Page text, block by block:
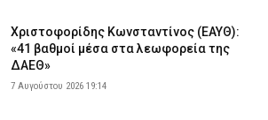
Χριστοφορίδης Κωνσταντίνος (ΕΑΥΘ):
«41 βαθμοί μέσα στα λεωφορεία της
ΔΑΕΘ»
7 Αυγούστου 2026 19:14